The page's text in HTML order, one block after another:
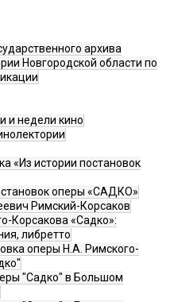
архива
Новгородской области по
и недели кино
«Из истории постановок
оперы «САДКО»
Римский-Корсаков
Корсакова «Садко»:
либретто
оперы Н.А. Римского-
"Садко" в Большом